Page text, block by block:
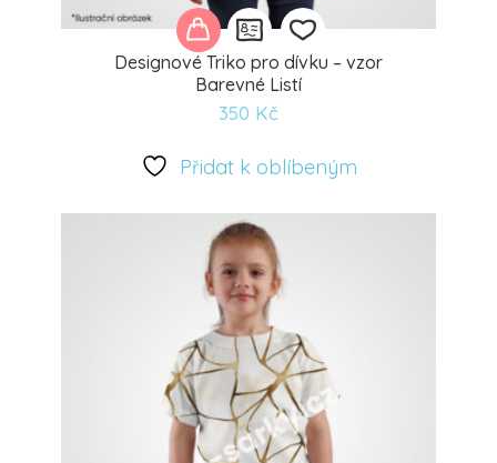
Designové Triko pro dívku – vzor
Barevné Listí
350 Kč
k
oblíbeným
Přidat k oblíbeným